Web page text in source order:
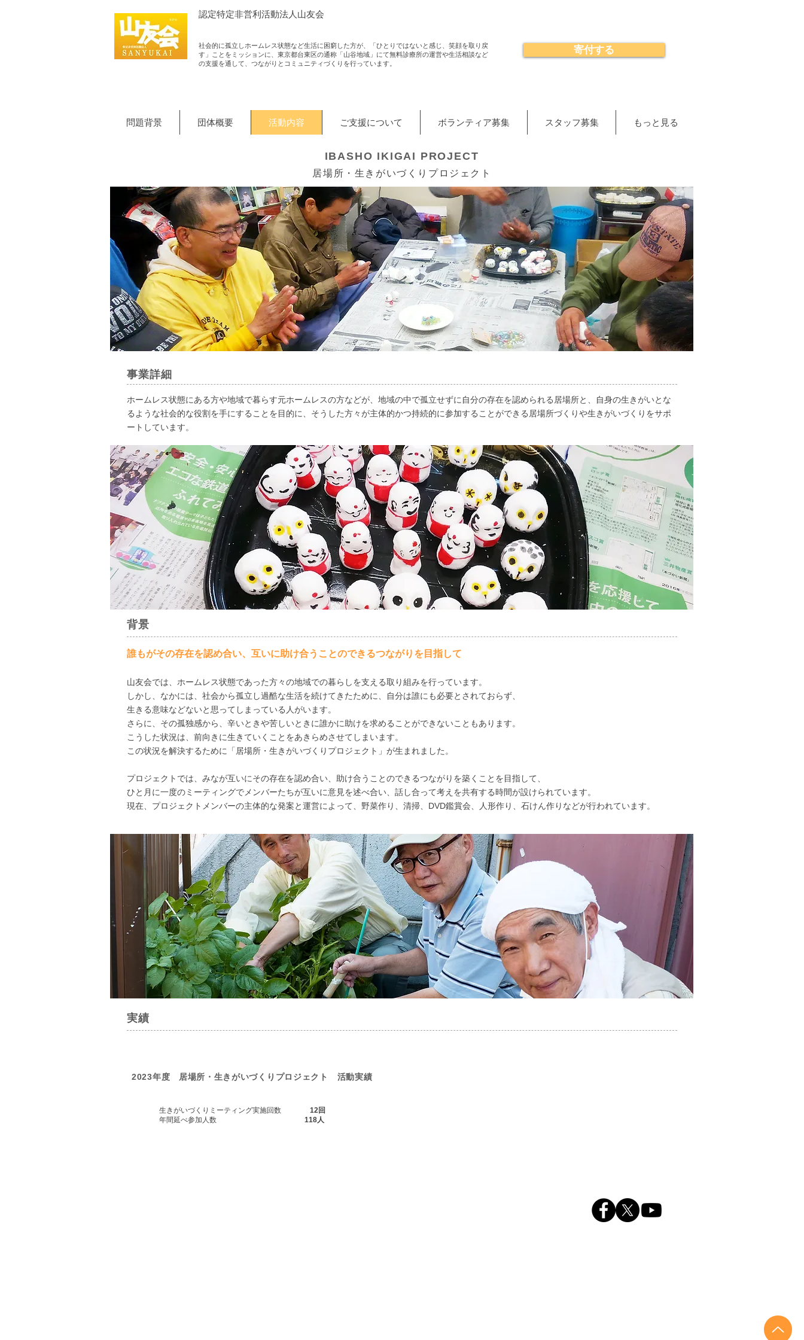
認定​特定非営利活動法人山友会
社会的に孤立しホームレス状態など生活に困窮した方が、「ひとりではないと感じ、笑顔を取り戻
す」ことをミッションに、東京都台東区の通称「山谷地域」にて無料診療所の運営や生活相談など
の支援を通して、つながりとコミュニティづくりを行っています。
寄付する
問題背景 団体概要 活動内容 ご支援について ボランティア募集 スタッフ募集 もっと見る
IBASHO IKIGAI PROJECT
居場所・生きがいづくりプロジェクト
事業詳細
ホームレス状態にある方や地域で暮らす元ホームレスの方などが、地域の中で孤立せずに自分の存在を認められる居場所と、自身の生きがいとな
るような社会的な役割を手にすることを目的に、そうした方々が主体的かつ持続的に参加することができる居場所づくりや生きがいづくりをサポ
ートしています。
背景
誰もがその存在を認め合い、互いに助け合うことのできるつながりを目指して
山友会では、ホームレス状態であった方々の地域での暮らしを支える取り組みを行っています。
しかし、なかには、社会から孤立し過酷な生活を続けてきたために、自分は誰にも必要とされておらず、
生きる意味などないと思ってしまっている人がいます。
さらに、その孤独感から、辛いときや苦しいときに誰かに助けを求めることができないこともあります。
こうした状況は、前向きに生きていくことをあきらめさせてしまいます。
この状況を解決するために「居場所・生きがいづくりプロジェクト」が生まれました。
プロジェクトでは、みなが​互いにその存在を認め合い、助け合うことのできるつながりを築くことを目指して、
ひと月に一度のミーティングでメンバーたちが互いに意見を述べ合い、話し合って考えを共有する時間が設けられています。
現在、プロジェクトメンバーの主体的な発案と運営によって、野菜作り、清掃、DVD鑑賞会、人形作り、石けん作りなどが行われています。
実績
2023年度 居場所・生きがいづくりプロジェクト 活動実績
生きがいづくりミーティング実施回数 12回
年間延べ参加人数 118人